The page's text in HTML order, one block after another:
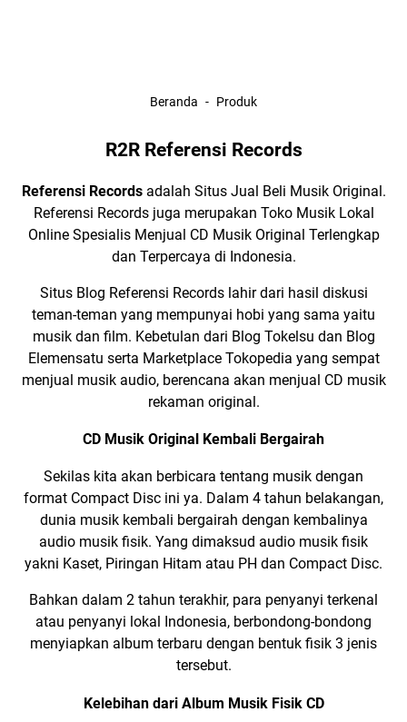
Beranda Produk
R2R Referensi Records
Referensi Recordsadalah Situs Jual Beli Musik Original.
Referensi Records juga merupakan Toko Musik Lokal
Online Spesialis Menjual CD Musik Original Terlengkap
dan Terpercaya di Indonesia.
Situs Blog Referensi Records lahir dari hasil diskusi
teman-teman yang mempunyai hobi yang sama yaitu
musik dan film. Kebetulan dari Blog Tokelsu dan Blog
Elemensatu serta Marketplace Tokopedia yang sempat
menjual musik audio, berencana akan menjual CD musik
rekaman original.
CD Musik Original Kembali Bergairah
Sekilas kita akan berbicara tentang musik dengan
format Compact Disc ini ya. Dalam 4 tahun belakangan,
dunia musik kembali bergairah dengan kembalinya
audio musik fisik. Yang dimaksud audio musik fisik
yakni Kaset, Piringan Hitam atau PH dan Compact Disc.
Bahkan dalam 2 tahun terakhir, para penyanyi terkenal
atau penyanyi lokal Indonesia, berbondong-bondong
menyiapkan album terbaru dengan bentuk fisik 3 jenis
tersebut.
Kelebihan dari Album Musik Fisik CD